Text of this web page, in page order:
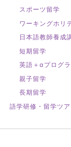
スポーツ留学
ワーキングホリ
日本語教師養成
短期留学
英語＋αプログ
親子留学
長期留学
語学研修・留学ツア